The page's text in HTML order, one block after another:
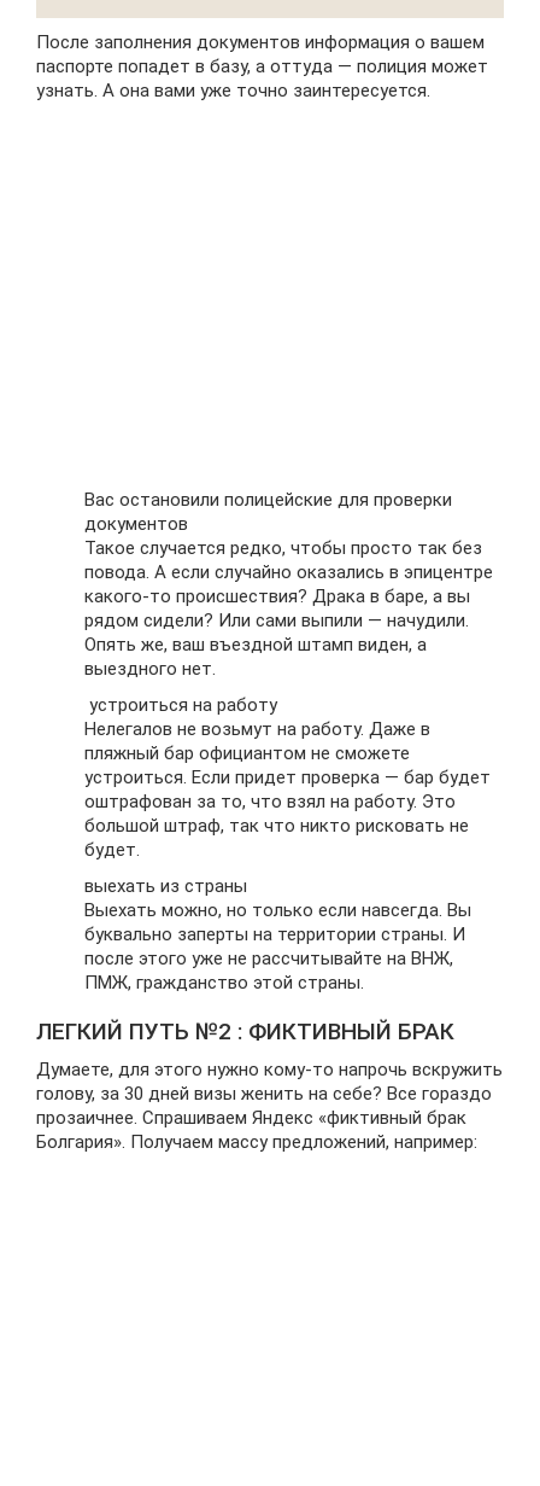
После заполнения документов информация о вашем
паспорте попадет в базу, а оттуда — полиция может
узнать. А она вами уже точно заинтересуется.
Вас остановили полицейские для проверки
документов
Такое случается редко, чтобы просто так без
повода. А если случайно оказались в эпицентре
какого-то происшествия? Драка в баре, а вы
рядом сидели? Или сами выпили — начудили.
Опять же, ваш въездной штамп виден, а
выездного нет.
устроиться на работу
Нелегалов не возьмут на работу. Даже в
пляжный бар официантом не сможете
устроиться. Если придет проверка — бар будет
оштрафован за то, что взял на работу. Это
большой штраф, так что никто рисковать не
будет.
выехать из страны
Выехать можно, но только если навсегда. Вы
буквально заперты на территории страны. И
после этого уже не рассчитывайте на ВНЖ,
ПМЖ, гражданство этой страны.
ЛЕГКИЙ ПУТЬ №2 : ФИКТИВНЫЙ БРАК
Думаете, для этого нужно кому-то напрочь вскружить
голову, за 30 дней визы женить на себе? Все гораздо
прозаичнее. Спрашиваем Яндекс «фиктивный брак
Болгария». Получаем массу предложений, например: